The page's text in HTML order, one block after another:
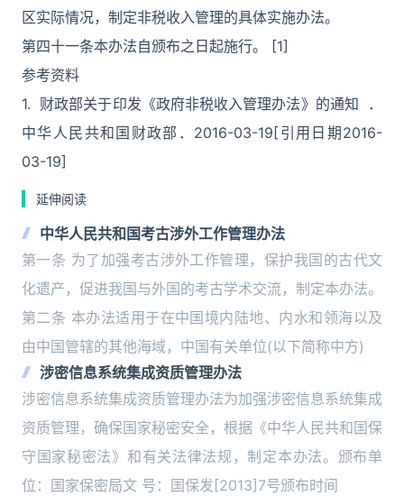
区实际情况，制定非税收入管理的具体实施办法。
第四十一条本办法自颁布之日起施行。 [1]
参考资料
1. 财政部关于印发《政府非税收入管理办法》的通知 ．
中华人民共和国财政部．2016-03-19[引用日期2016-
03-19]
延伸阅读
中华人民共和国考古涉外工作管理办法
第一条 为了加强考古涉外工作管理，保护我国的古代文
化遗产，促进我国与外国的考古学术交流，制定本办法。
第二条 本办法适用于在中国境内陆地、内水和领海以及
由中国管辖的其他海域，中国有关单位(以下简称中方)
涉密信息系统集成资质管理办法
涉密信息系统集成资质管理办法为加强涉密信息系统集成
资质管理，确保国家秘密安全，根据《中华人民共和国保
守国家秘密法》和有关法律法规，制定本办法。颁布单
位：国家保密局文 号：国保发[2013]7号颁布时间